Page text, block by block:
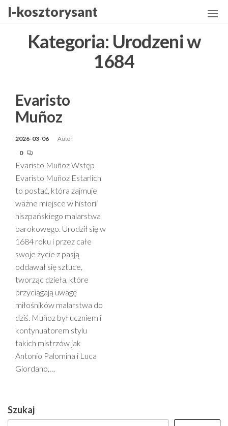
Przejdź
I-kosztorysant
Kategoria: Urodzeni w
1684
Evaristo
Muñoz
2026-03-06
Autor
0
Evaristo Muñoz Wstęp
Evaristo Muñoz Estarlich
to postać, która zajmuje
ważne miejsce w historii
hiszpańskiego malarstwa
barokowego. Urodził się w
1684 roku i przez całe
swoje życie z pasją
oddawał się sztuce,
tworząc dzieła, które
przyciągają uwagę
miłośników malarstwa do
dziś. Muñoz był uczniem i
kontynuatorem stylu
takich mistrzów jak
Antonio Palomina i Luca
Giordano,…
Szukaj